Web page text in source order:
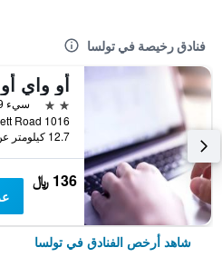
فنادق رخيصة في تولسا
2 نجمتين
سيء 1.9
12.7 كيلومتر عن وسط المدينة
136 ﷼
شاهد أرخص الفنادق في تولسا